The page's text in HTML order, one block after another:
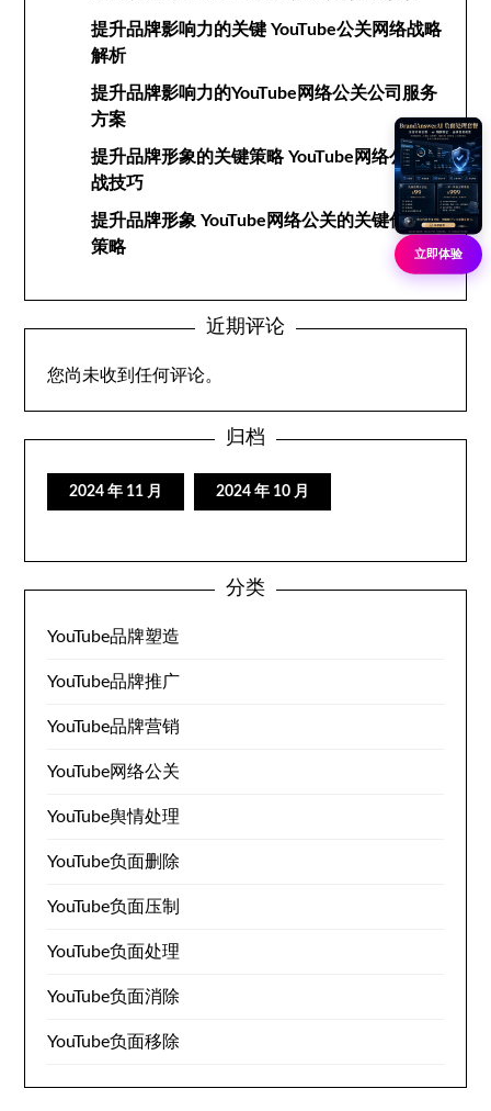
提升品牌影响力的关键 YouTube公关网络战略
解析
提升品牌影响力的YouTube网络公关公司服务
方案
提升品牌形象的关键策略 YouTube网络公关实
战技巧
提升品牌形象 YouTube网络公关的关键作用与
策略
近期评论
您尚未收到任何评论。
归档
2024 年 11 月 2024 年 10 月
分类
YouTube品牌塑造
YouTube品牌推广
YouTube品牌营销
YouTube网络公关
YouTube舆情处理
YouTube负面删除
YouTube负面压制
YouTube负面处理
YouTube负面消除
YouTube负面移除
立即体验